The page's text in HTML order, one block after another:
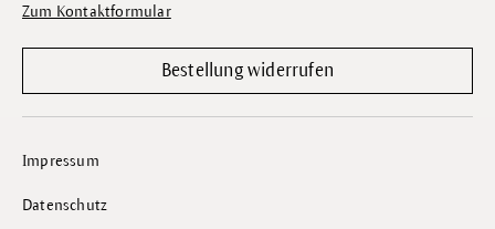
Zum Kontaktformular
Bestellung widerrufen
Impressum
Datenschutz